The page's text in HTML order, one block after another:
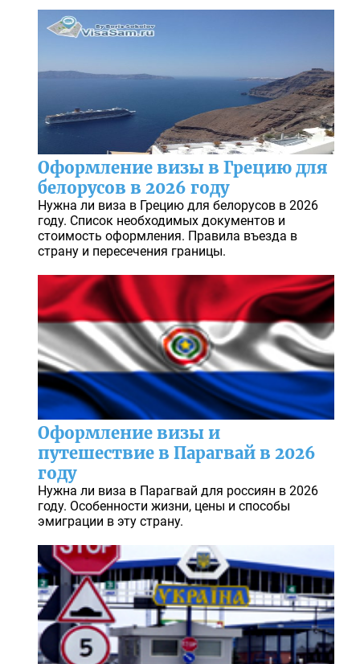
Оформление визы в Грецию для
белорусов в 2026 году
Нужна ли виза в Грецию для белорусов в 2026
году. Список необходимых документов и
стоимость оформления. Правила въезда в
страну и пересечения границы.
Оформление визы и
путешествие в Парагвай в 2026
году
Нужна ли виза в Парагвай для россиян в 2026
году. Особенности жизни, цены и способы
эмиграции в эту страну.